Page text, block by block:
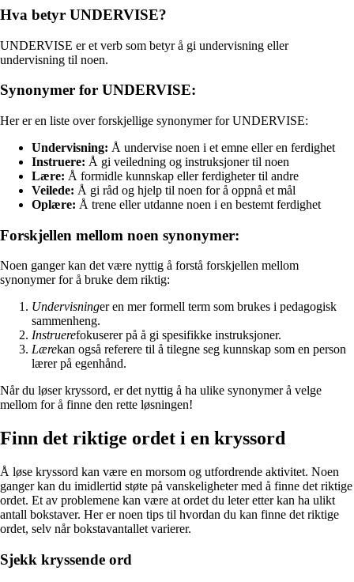
Hva betyr UNDERVISE?
UNDERVISE er et verb som betyr å gi undervisning eller
undervisning til noen.
Synonymer for UNDERVISE:
Her er en liste over forskjellige synonymer for UNDERVISE:
Undervisning: Å undervise noen i et emne eller en ferdighet
Instruere: Å gi veiledning og instruksjoner til noen
Lære: Å formidle kunnskap eller ferdigheter til andre
Veilede: Å gi råd og hjelp til noen for å oppnå et mål
Oplære: Å trene eller utdanne noen i en bestemt ferdighet
Forskjellen mellom noen synonymer:
Noen ganger kan det være nyttig å forstå forskjellen mellom
synonymer for å bruke dem riktig:
Undervisninger en mer formell term som brukes i pedagogisk
sammenheng.
Instruerefokuserer på å gi spesifikke instruksjoner.
Lærekan også referere til å tilegne seg kunnskap som en person
lærer på egenhånd.
Når du løser kryssord, er det nyttig å ha ulike synonymer å velge
mellom for å finne den rette løsningen!
Finn det riktige ordet i en kryssord
Å løse kryssord kan være en morsom og utfordrende aktivitet. Noen
ganger kan du imidlertid støte på vanskeligheter med å finne det riktige
ordet. Et av problemene kan være at ordet du leter etter kan ha ulikt
antall bokstaver. Her er noen tips til hvordan du kan finne det riktige
ordet, selv når bokstavantallet varierer.
Sjekk kryssende ord